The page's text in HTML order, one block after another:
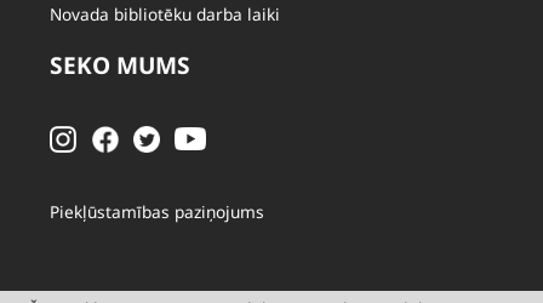
Novada bibliotēku darba laiki
SEKO MUMS
Piekļūstamības paziņojums